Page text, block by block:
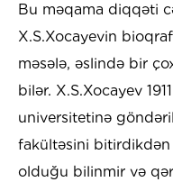
Bu məqama diqqəti
X.S.Xocayevin
məsələ, əslində bir
bilər. X.S.Xocayev
universitetinə
fakültəsini
olduğu bilinmir və